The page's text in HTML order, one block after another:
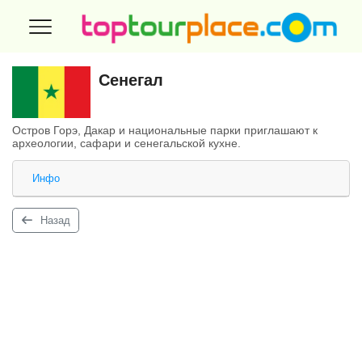
Сенегал
Остров Горэ, Дакар и национальные парки приглашают к
археологии, сафари и сенегальской кухне.
Инфо
Назад